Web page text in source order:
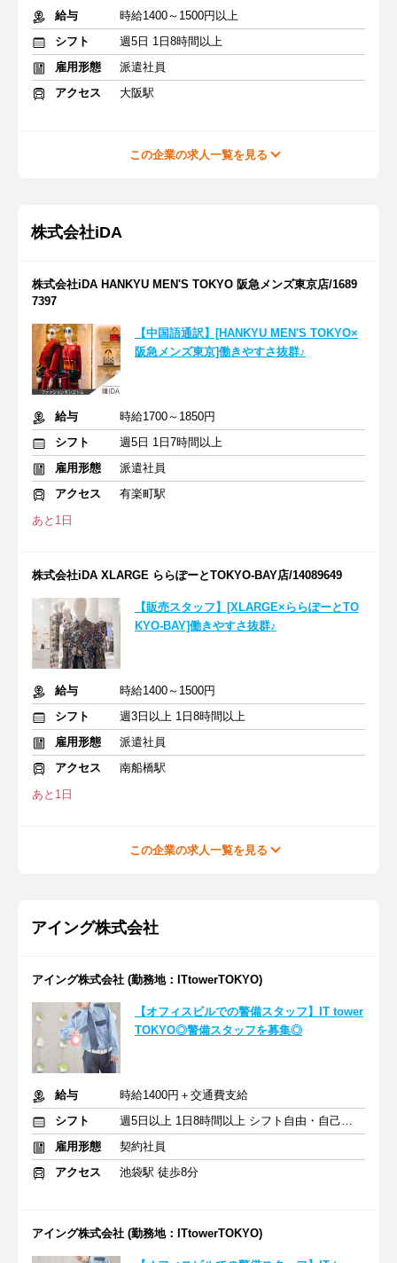
給与
時給1400～1500円以上
シフト
週5日 1日8時間以上
雇用形態
派遣社員
アクセス
大阪駅
この企業の求人一覧を見る
株式会社iDA
株式会社iDA HANKYU MEN'S TOKYO 阪急メンズ東京店/1689
7397
【中国語通訳】[HANKYU MEN'S TOKYO×
阪急メンズ東京]働きやすさ抜群♪
給与
時給1700～1850円
シフト
週5日 1日7時間以上
雇用形態
派遣社員
アクセス
有楽町駅
あと1日
株式会社iDA XLARGE ららぽーとTOKYO-BAY店/14089649
【販売スタッフ】[XLARGE×ららぽーとTO
KYO-BAY]働きやすさ抜群♪
給与
時給1400～1500円
シフト
週3日以上 1日8時間以上
雇用形態
派遣社員
アクセス
南船橋駅
あと1日
この企業の求人一覧を見る
アイング株式会社
アイング株式会社 (勤務地：ITtowerTOKYO)
【オフィスビルでの警備スタッフ】IT tower
TOKYO◎警備スタッフを募集◎
給与
時給1400円＋交通費支給
シフト
週5日以上 1日8時間以上 シフト自由・自己申告
雇用形態
契約社員
アクセス
池袋駅 徒歩8分
アイング株式会社 (勤務地：ITtowerTOKYO)